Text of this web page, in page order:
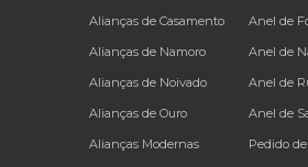
Alianças de Casamento
Alianças de Namoro
Alianças de Noivado
Alianças de Ouro
Alianças Modernas
Anel de
Anel de
Anel de
Anel de
Pedido